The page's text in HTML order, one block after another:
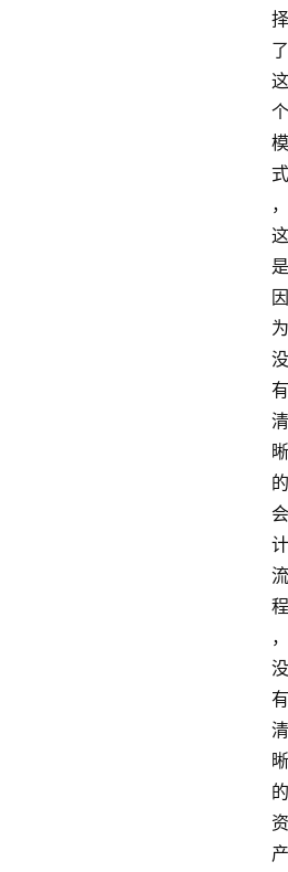
择
了
这
个
模
式
，
这
是
因
为
没
有
清
晰
的
会
计
流
程
，
没
有
清
晰
的
资
产